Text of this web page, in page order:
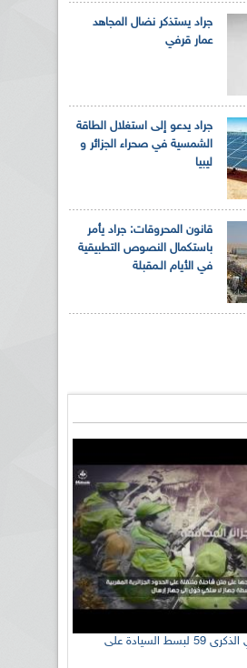
جراد يستذكر نضال المجاهد
عمار قرفي
جراد يدعو إلى استغلال الطاقة
الشمسية في صحراء الجزائر و
ليبيا
قانون المحروقات: جراد يأمر
باستكمال النصوص التطبيقية
في الأيام الـمقبلة
الإذاعة الجزائرية تحي الذكرى 59 لبسط السيادة على